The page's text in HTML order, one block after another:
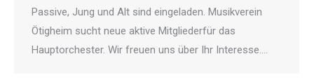
Passive, Jung und Alt sind eingeladen. Musikverein
Ötigheim sucht neue aktive Mitgliederfür das
Hauptorchester. Wir freuen uns über Ihr Interesse.…